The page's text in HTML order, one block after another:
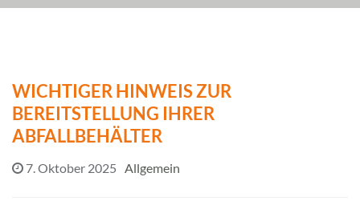
WICHTIGER HINWEIS ZUR
BEREITSTELLUNG IHRER
ABFALLBEHÄLTER
7. Oktober 2025 Allgemein